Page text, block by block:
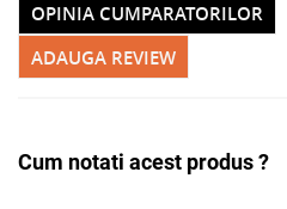
ADAUGA REVIEW
OPINIA CUMPARATORILOR
Cum notati acest produs ?